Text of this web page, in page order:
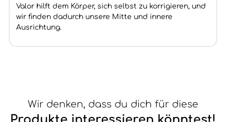
Valor hilft dem Körper, sich selbst zu korrigieren, und
wir finden dadurch unsere Mitte und innere
Ausrichtung.
Wir denken, dass du dich für diese